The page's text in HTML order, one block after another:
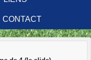
CONTACT